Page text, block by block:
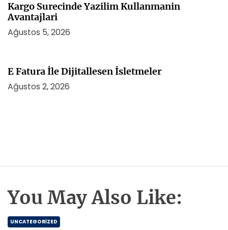
Kargo Surecinde Yazilim Kullanmanin
Avantajlari
Ağustos 5, 2026
E Fatura İle Dijitallesen İsletmeler
Ağustos 2, 2026
You May Also Like:
UNCATEGORIZED